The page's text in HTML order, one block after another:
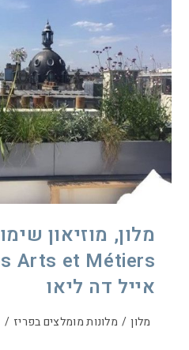
אייל דה ליאו
מלון / מלונות מומלצים בפריז /